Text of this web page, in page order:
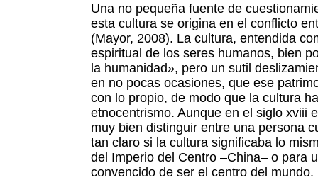
Una no pequeña fuente de
esta cultura se origina en el conflicto
(Mayor, 2008). La cultura, entendida
espiritual de los seres humanos, bien
la humanidad», pero un sutil
en no pocas ocasiones, que ese
con lo propio, de modo que la cultura
etnocentrismo. Aunque en el siglo xviii
muy bien distinguir entre una persona
tan claro si la cultura significaba lo
del Imperio del Centro –China– o para
convencido de ser el centro del mundo.